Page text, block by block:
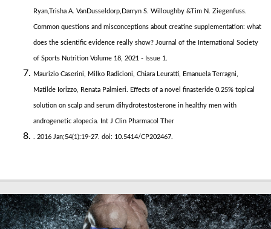
Ryan,Trisha A. VanDusseldorp,Darryn S. Willoughby &Tim N. Ziegenfuss.
Common questions and misconceptions about creatine supplementation: what
does the scientific evidence really show? Journal of the International Society
of Sports Nutrition Volume 18, 2021 - Issue 1.
Maurizio Caserini, Milko Radicioni, Chiara Leuratti, Emanuela Terragni,
Matilde Iorizzo, Renata Palmieri. Effects of a novel finasteride 0.25% topical
solution on scalp and serum dihydrotestosterone in healthy men with
androgenetic alopecia. Int J Clin Pharmacol Ther
. 2016 Jan;54(1):19-27. doi: 10.5414/CP202467.